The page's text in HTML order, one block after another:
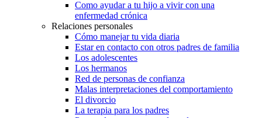
Como ayudar a tu hijo a vivir con una
enfermedad crónica
Relaciones personales
Cómo manejar tu vida diaria
Estar en contacto con otros padres de familia
Los adolescentes
Los hermanos
Red de personas de confianza
Malas interpretaciones del comportamiento
El divorcio
La terapia para los padres